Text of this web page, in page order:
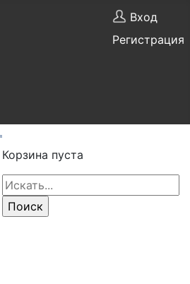
Вход
Регистрация
Корзина пуста